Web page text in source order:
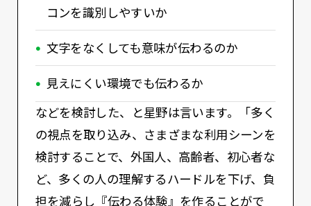
コンを識別しやすいか
文字をなくしても意味が伝わるのか
見えにくい環境でも伝わるか
などを検討した、と星野は言います。「多く
の視点を取り込み、さまざまな利用シーンを
検討することで、外国人、高齢者、初心者な
ど、多くの人の理解するハードルを下げ、負
担を減らし『伝わる体験』を作ることがで